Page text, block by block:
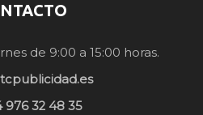
de 9:00 a 15:00 horas.
976 32 48 35